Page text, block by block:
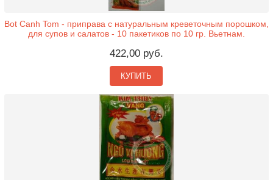
Bot Canh Tom - приправа с натуральным креветочным порошком,
для супов и салатов - 10 пакетиков по 10 гр. Вьетнам.
422,00 руб.
КУПИТЬ